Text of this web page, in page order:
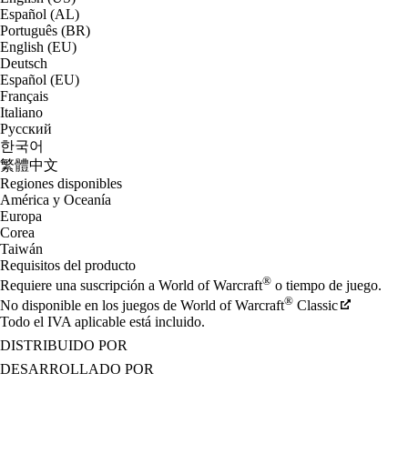
Español (AL)
Português (BR)
English (EU)
Deutsch
Español (EU)
Français
Italiano
Русский
한국어
繁體中文
Regiones disponibles
América y Oceanía
Europa
Corea
Taiwán
Requisitos del producto
Requiere una suscripción a World of Warcraft® o tiempo de juego.
No disponible en los juegos de World of Warcraft® Classic
Todo el IVA aplicable está incluido.
DISTRIBUIDO POR
DESARROLLADO POR